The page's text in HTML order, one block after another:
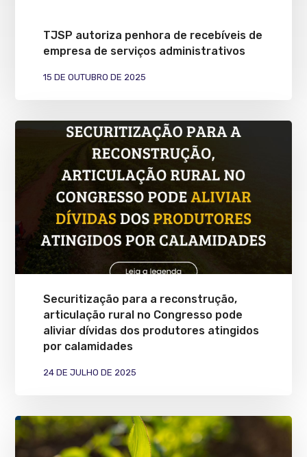
TJSP autoriza penhora de recebíveis de
empresa de serviços administrativos
15 DE OUTUBRO DE 2025
Securitização para a reconstrução,
articulação rural no Congresso pode
aliviar dívidas dos produtores atingidos
por calamidades
24 DE JULHO DE 2025